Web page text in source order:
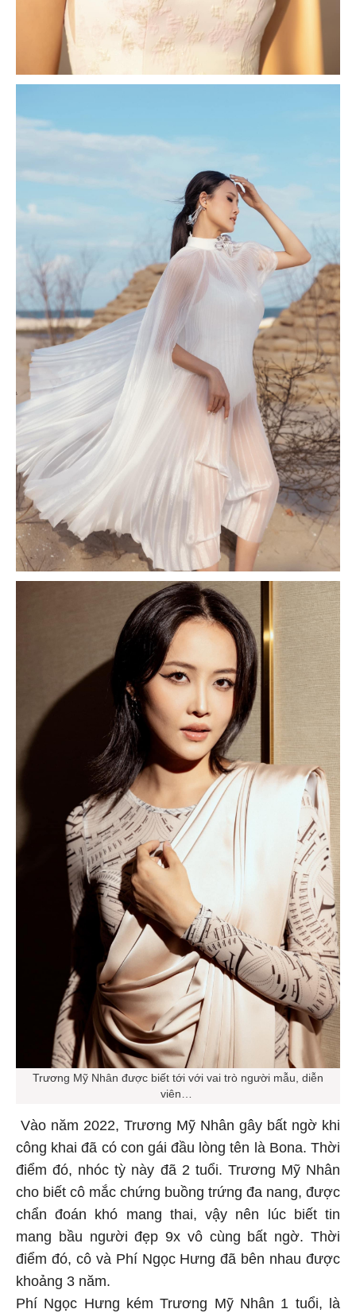
Trương Mỹ Nhân được biết tới với vai trò người mẫu, diễn
viên…
Vào năm 2022, Trương Mỹ Nhân gây bất ngờ khi
công khai đã có con gái đầu lòng tên là Bona. Thời
điểm đó, nhóc tỳ này đã 2 tuổi. Trương Mỹ Nhân
cho biết cô mắc chứng buồng trứng đa nang, được
chẩn đoán khó mang thai, vậy nên lúc biết tin
mang bầu người đẹp 9x vô cùng bất ngờ. Thời
điểm đó, cô và Phí Ngọc Hưng đã bên nhau được
khoảng 3 năm.
Phí Ngọc Hưng kém Trương Mỹ Nhân 1 tuổi, là